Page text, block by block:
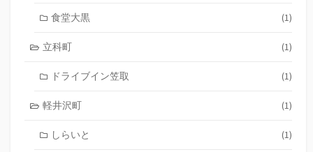
食堂大黒 (1)
立科町 (1)
ドライブイン笠取 (1)
軽井沢町 (1)
しらいと (1)